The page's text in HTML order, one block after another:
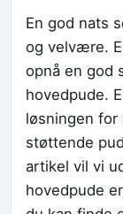
En god nats
og velvære.
opnå en god
hovedpude.
løsningen for
støttende
artikel vil vi
hovedpude